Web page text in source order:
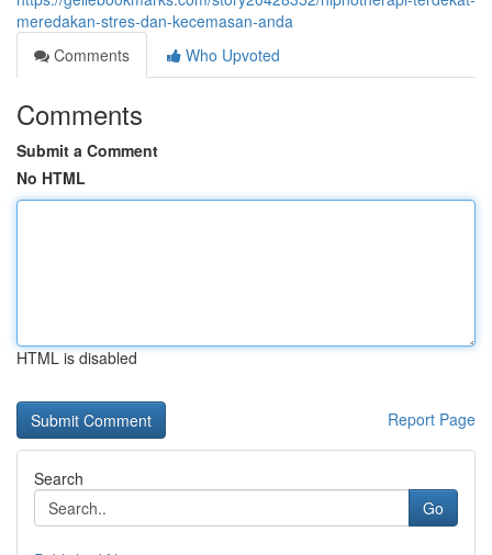
meredakan-stres-dan-kecemasan-anda
Comments
Who Upvoted
Comments
Submit a Comment
No HTML
HTML is disabled
Report Page
Search
Go